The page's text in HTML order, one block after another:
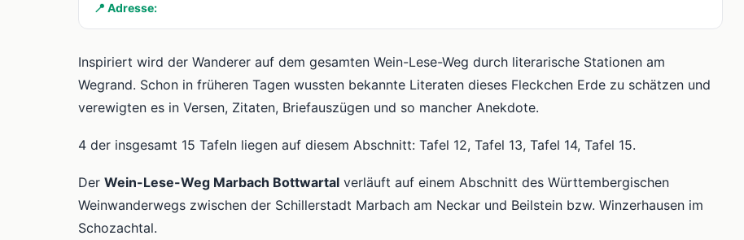
📍 Adresse:
Inspiriert wird der Wanderer auf dem gesamten Wein-Lese-Weg durch literarische Stationen am
Wegrand. Schon in früheren Tagen wussten bekannte Literaten dieses Fleckchen Erde zu schätzen und
verewigten es in Versen, Zitaten, Briefauszügen und so mancher Anekdote.
4 der insgesamt 15 Tafeln liegen auf diesem Abschnitt: Tafel 12, Tafel 13, Tafel 14, Tafel 15.
Der Wein-Lese-Weg Marbach Bottwartal verläuft auf einem Abschnitt des Württembergischen
Weinwanderwegs zwischen der Schillerstadt Marbach am Neckar und Beilstein bzw. Winzerhausen im
Schozachtal.